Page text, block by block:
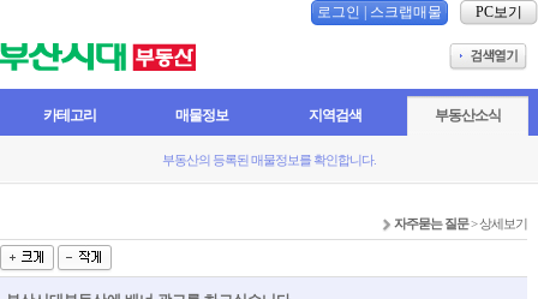
로그인 스크랩매물 PC보기
카테고리 매물정보 지역검색 부동산소식
부동산의 등록된 매물정보를 확인합니다.
자주묻는 질문> 상세보기